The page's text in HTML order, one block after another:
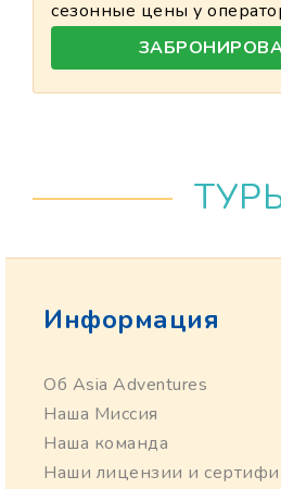
сезонные цены у
Информация
Об Asia Adventures
Наша Миссия
Наша команда
Наши лицензии и